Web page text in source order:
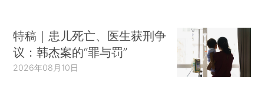
特稿｜患儿死亡、医生获刑争
议：韩杰案的“罪与罚”
2026年08月10日